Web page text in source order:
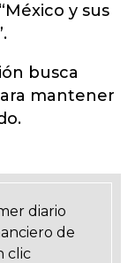
y sus
busca
mantener
diario
de
clic